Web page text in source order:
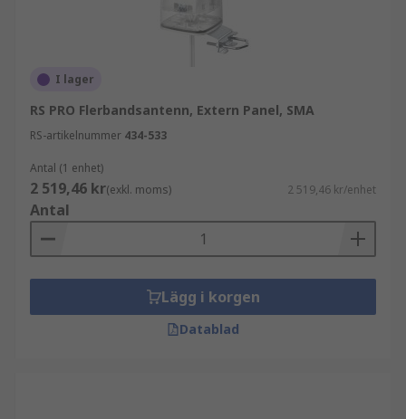
I lager
RS PRO Flerbandsantenn, Extern Panel, SMA
RS-artikelnummer 434-533
Antal (1 enhet)
2 519,46 kr(exkl. moms) 2 519,46 kr/enhet
Antal
Lägg i korgen
Datablad